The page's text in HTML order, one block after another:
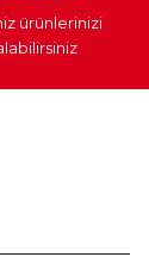
ürünlerinizi